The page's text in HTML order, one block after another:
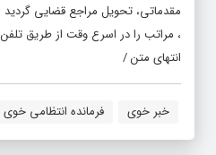
مقدماتی، تحویل مراجع قضایی گردید
، مراتب را در اسرع وقت از طریق تلفن ۱۱۰ به پلیس اطلاع دهند.
انتهای متن /
خبر خوی فرمانده انتظامی خوی